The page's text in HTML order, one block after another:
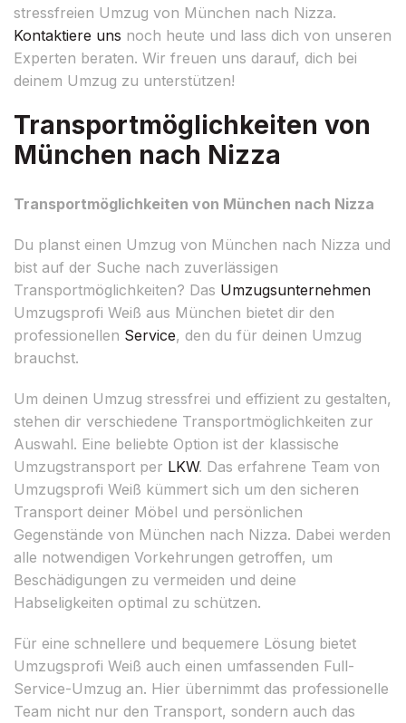
stressfreien Umzug von München nach Nizza.
Kontaktiere uns noch heute und lass dich von unseren
Experten beraten. Wir freuen uns darauf, dich bei
deinem Umzug zu unterstützen!
Transportmöglichkeiten von
München nach Nizza
Transportmöglichkeiten von München nach Nizza
Du planst einen Umzug von München nach Nizza und
bist auf der Suche nach zuverlässigen
Transportmöglichkeiten? Das Umzugsunternehmen
Umzugsprofi Weiß aus München bietet dir den
professionellen Service, den du für deinen Umzug
brauchst.
Um deinen Umzug stressfrei und effizient zu gestalten,
stehen dir verschiedene Transportmöglichkeiten zur
Auswahl. Eine beliebte Option ist der klassische
Umzugstransport per LKW. Das erfahrene Team von
Umzugsprofi Weiß kümmert sich um den sicheren
Transport deiner Möbel und persönlichen
Gegenstände von München nach Nizza. Dabei werden
alle notwendigen Vorkehrungen getroffen, um
Beschädigungen zu vermeiden und deine
Habseligkeiten optimal zu schützen.
Für eine schnellere und bequemere Lösung bietet
Umzugsprofi Weiß auch einen umfassenden Full-
Service-Umzug an. Hier übernimmt das professionelle
Team nicht nur den Transport, sondern auch das